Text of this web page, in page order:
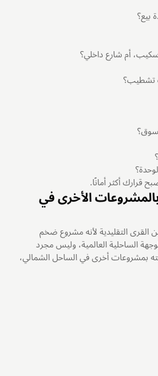
بيع؟
أم شارع داخلي؟
تشطيب؟
قرارك أكثر أمانًا.
الأخرى في
التقليدية لأنه مشروع ضخم
الساحلية العالمية، وليس مجرد
بمشروعات أخرى في الساحل الشمالي،